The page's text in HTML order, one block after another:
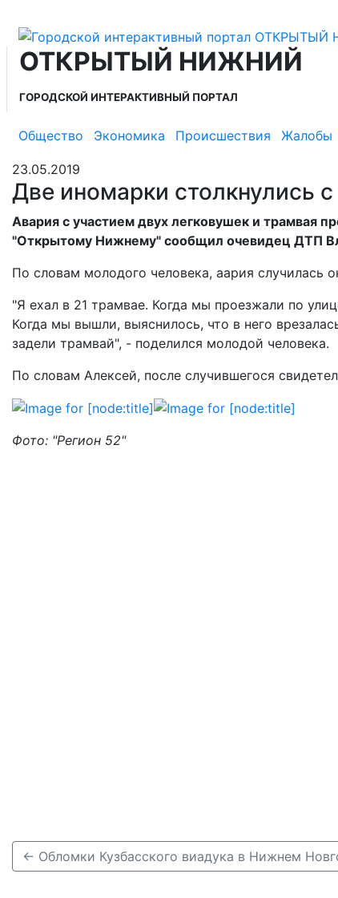
ОТКРЫТЫЙ НИЖНИЙ
ГОРОДСКОЙ ИНТЕРАКТИВНЫЙ ПОРТАЛ
Общество Экономика Происшествия Жалобы
23.05.2019
Две иномарки столкнулись
Авария с участием двух легковушек и трамвая
"Открытому Нижнему" сообщил очевидец ДТП
По словам молодого человека, аария случилась
"Я ехал в 21 трамвае. Когда мы проезжали по
Когда мы вышли, выяснилось, что в него
задели трамвай", - поделился молодой человека.
По словам Алексей, после случившегося
Фото: "Регион 52"